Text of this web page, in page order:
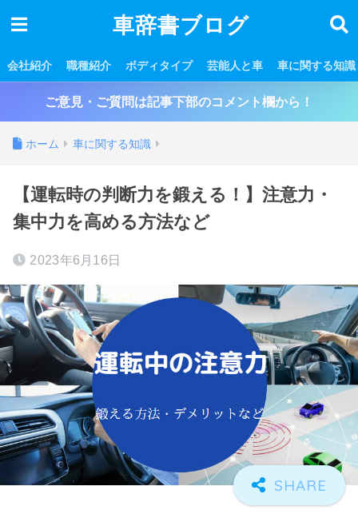
車辞書ブログ
会社紹介 職種紹介 ボディタイプ 芸能人と車 車に関する知識
ご意見・ご質問は記事下部のコメント欄から！
ホーム 車に関する知識
【運転時の判断力を鍛える！】注意力・
集中力を高める方法など
2023年6月16日